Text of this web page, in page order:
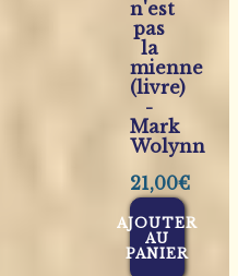
n'est
pas
la
mienne
(livre)
-
Mark
Wolynn
21,00€
AJOUTER
AU
PANIER